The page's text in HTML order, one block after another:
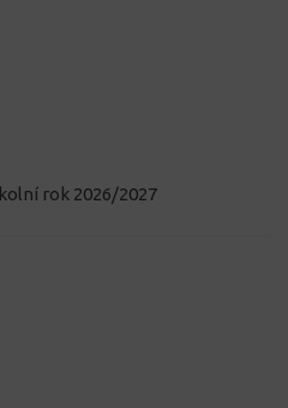
rok 2026/2027